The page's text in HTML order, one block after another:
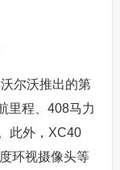
尔沃推出的第
里程、408马力
此外，XC40
环视摄像头等